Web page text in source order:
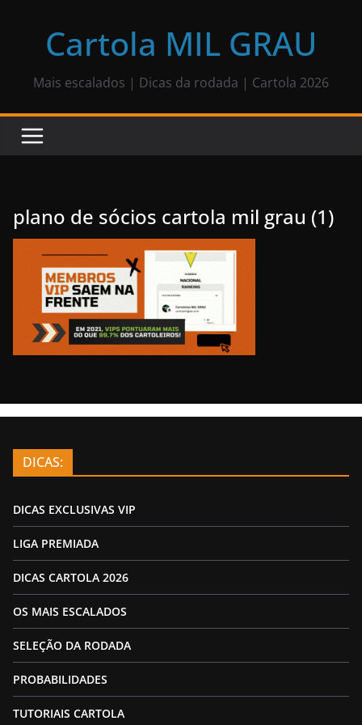
Cartola MIL GRAU
Mais escalados | Dicas da rodada | Cartola 2026
plano de sócios cartola mil grau (1)
DICAS:
DICAS EXCLUSIVAS VIP
LIGA PREMIADA
DICAS CARTOLA 2026
OS MAIS ESCALADOS
SELEÇÃO DA RODADA
PROBABILIDADES
TUTORIAIS CARTOLA